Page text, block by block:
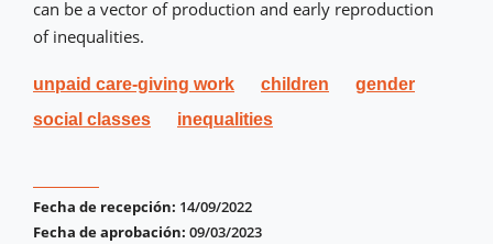
can be a vector of production and early reproduction
of inequalities.
unpaid care-giving work children
gender
social classes
inequalities
Fecha de recepción: 14/09/2022
Fecha de aprobación: 09/03/2023